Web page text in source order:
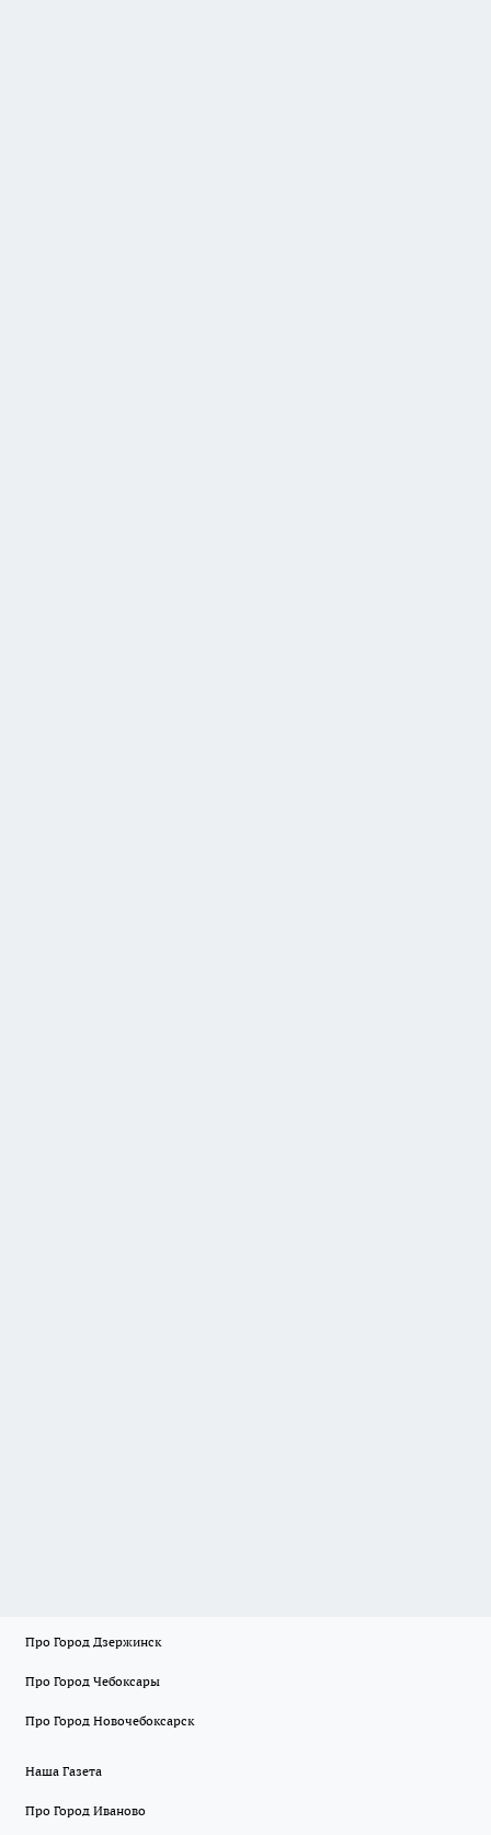
Про Город Дзержинск
Про Город Чебоксары
Про Город Новочебоксарск
Наша Газета
Про Город Иваново